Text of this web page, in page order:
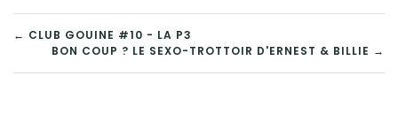
NAVIGATION
← CLUB GOUINE #10 - LA P3
BON COUP ? LE SEXO-TROTTOIR D'ERNEST & BILLIE →